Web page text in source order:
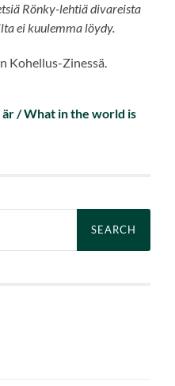
Rönky-lehtiä divareista
ei kuulemma löydy.
Kohellus-Zinessä.
/ What in the world is